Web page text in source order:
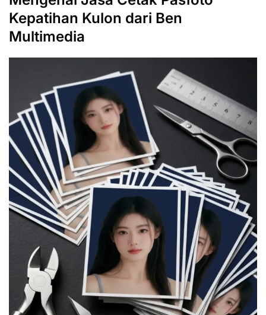
Kepatihan Kulon dari Ben
Multimedia